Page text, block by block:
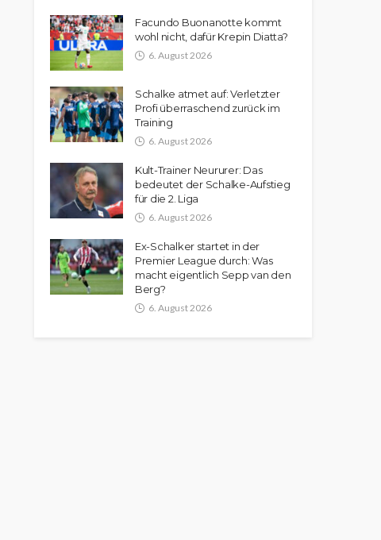
Facundo Buonanotte kommt
wohl nicht, dafür Krepin Diatta?
6. August 2026
Schalke atmet auf: Verletzter
Profi überraschend zurück im
Training
6. August 2026
Kult-Trainer Neururer: Das
bedeutet der Schalke-Aufstieg
für die 2. Liga
6. August 2026
Ex-Schalker startet in der
Premier League durch: Was
macht eigentlich Sepp van den
Berg?
6. August 2026